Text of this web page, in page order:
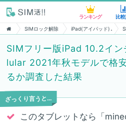
ランキング 比
SIMロック解除 iPad(アイパッド)
SIMフリー版iPad 10.2イ
lular 2021年秋モデルで格
るか調査した結果
ざっくり言うと…
このタブレットなら「
ランキング 比